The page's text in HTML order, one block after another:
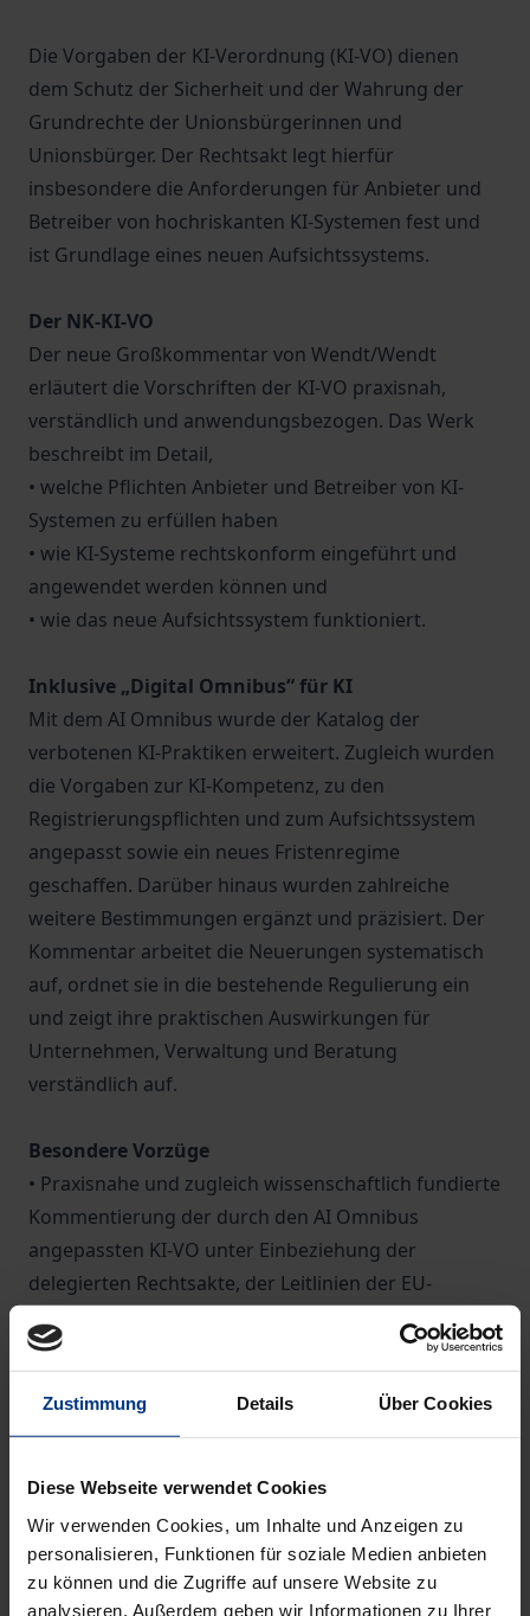
Zustimmung Details Über Cookies
Diese Webseite verwendet Cookies
Wir verwenden Cookies, um Inhalte und Anzeigen zu
personalisieren, Funktionen für soziale Medien anbieten
zu können und die Zugriffe auf unsere Website zu
analysieren. Außerdem geben wir Informationen zu Ihrer
Die Vorgaben der KI-Verordnung (KI-VO) dienen
dem Schutz der Sicherheit und der Wahrung der
Grundrechte der Unionsbürgerinnen und
Unionsbürger. Der Rechtsakt legt hierfür
insbesondere die Anforderungen für Anbieter und
Betreiber von hochriskanten KI-Systemen fest und
ist Grundlage eines neuen Aufsichtssystems.
Der NK-KI-VO
Der neue Großkommentar von Wendt/Wendt
erläutert die Vorschriften der KI-VO praxisnah,
verständlich und anwendungsbezogen. Das Werk
beschreibt im Detail,
• welche Pflichten Anbieter und Betreiber von KI-
Systemen zu erfüllen haben
• wie KI-Systeme rechtskonform eingeführt und
angewendet werden können und
• wie das neue Aufsichtssystem funktioniert.
Inklusive „Digital Omnibus“ für KI
Mit dem AI Omnibus wurde der Katalog der
verbotenen KI-Praktiken erweitert. Zugleich wurden
die Vorgaben zur KI-Kompetenz, zu den
Registrierungspflichten und zum Aufsichtssystem
angepasst sowie ein neues Fristenregime
geschaffen. Darüber hinaus wurden zahlreiche
weitere Bestimmungen ergänzt und präzisiert. Der
Kommentar arbeitet die Neuerungen systematisch
auf, ordnet sie in die bestehende Regulierung ein
und zeigt ihre praktischen Auswirkungen für
Unternehmen, Verwaltung und Beratung
verständlich auf.
Besondere Vorzüge
• Praxisnahe und zugleich wissenschaftlich fundierte
Kommentierung der durch den AI Omnibus
angepassten KI-VO unter Einbeziehung der
delegierten Rechtsakte, der Leitlinien der EU-
Verwaltungspraxis des AI Office
ethischen und philosophischen Grundlagen, zu den
Regelwerken, zur Verantwortung für KI – auch unter
Berücksichtigung der aktualisierten
Produkthaftungsrichtlinie – und zu
datenschutzrechtlichen Aspekten